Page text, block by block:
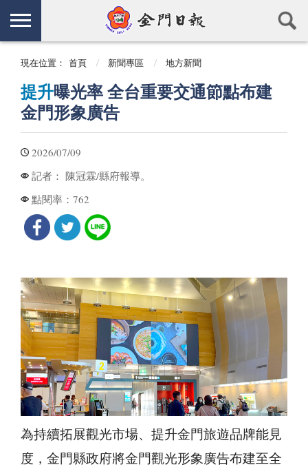
現在位置： 首頁 新聞專區 地方新聞
提升曝光率 全台重要交通節點布建
金門形象廣告
2026/07/09
記者： 陳冠霖/縣府報導。
點閱率： 762
為持續拓展觀光市場、提升金門旅遊品牌能見
度，金門縣政府將金門觀光形象廣告布建至全